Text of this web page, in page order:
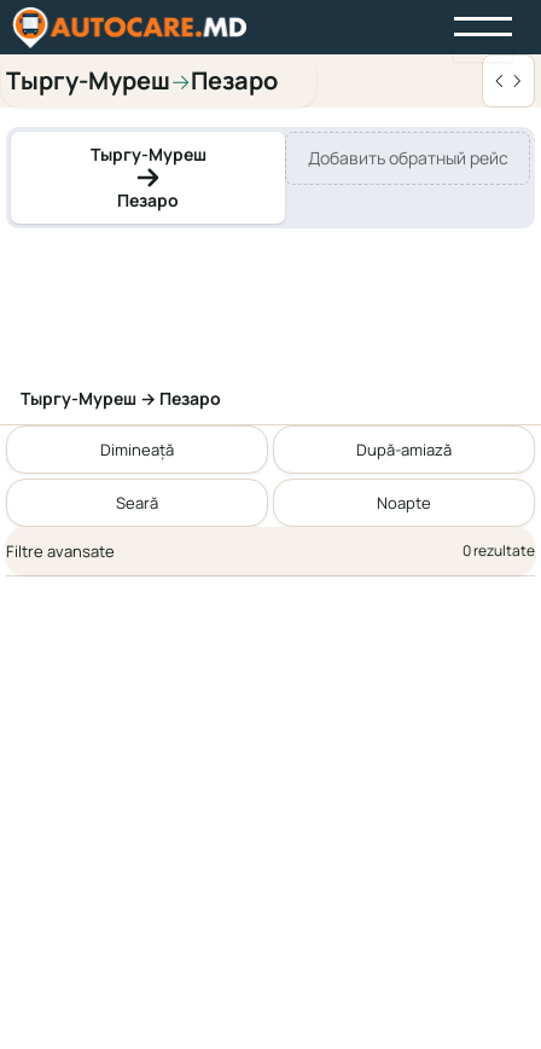
Тыргу-Муреш→Пезаро
Тыргу-Муреш
Пезаро
Добавить обратный рейс
Тыргу-Муреш → Пезаро
Dimineață După-amiază
Seară Noapte
Filtre avansate 0 rezultate